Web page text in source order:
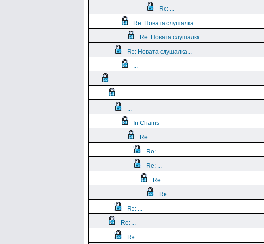
Re: ...
Re: Новата слушалка...
Re: Новата слушалка...
Re: Новата слушалка...
...
...
...
...
In Chains
Re: ...
Re: ...
Re: ...
Re: ...
Re: ...
Re: ...
Re: ...
Re: ...